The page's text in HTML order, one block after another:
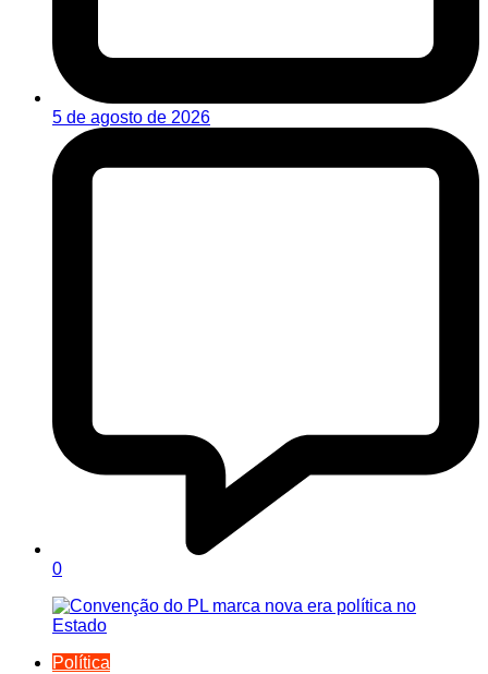
5 de agosto de 2026
0
Política